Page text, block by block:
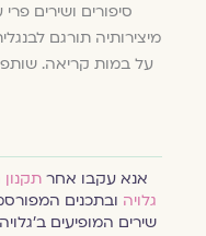
סיפורים ושירים
מיצירותיה תורגם
על במות קריאה.
אנא עקבו אחר
גלויה ובתכנים
שירים המופיעים